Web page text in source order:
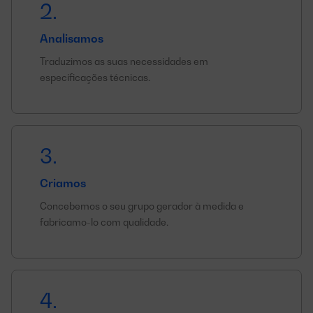
2.
Analisamos
Traduzimos as suas necessidades em
especificações técnicas.
3.
Criamos
Concebemos o seu grupo gerador à medida e
fabricamo-lo com qualidade.
4.